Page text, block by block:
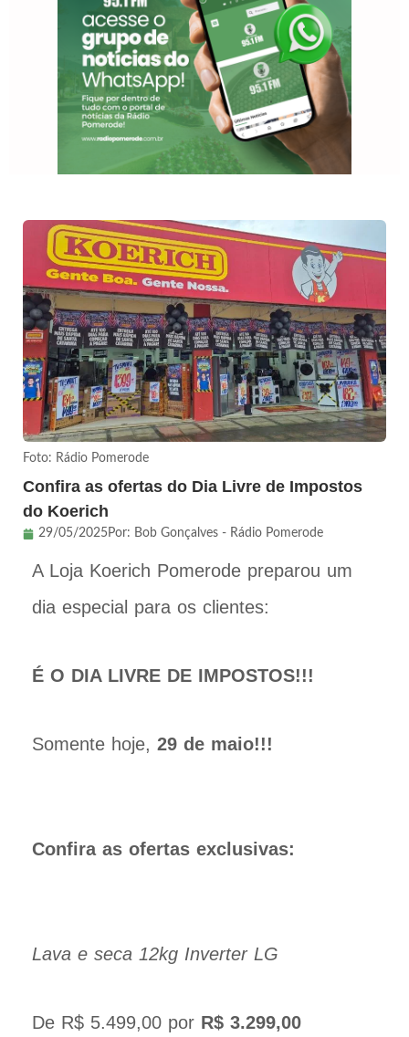
Foto: Rádio Pomerode
Confira as ofertas do Dia Livre de Impostos
do Koerich
29/05/2025Por: Bob Gonçalves - Rádio Pomerode
A Loja Koerich Pomerode preparou um
dia especial para os clientes:
É O DIA LIVRE DE IMPOSTOS!!!
Somente hoje, 29 de maio!!!
Confira as ofertas exclusivas:
Lava e seca 12kg Inverter LG
De R$ 5.499,00 por R$ 3.299,00